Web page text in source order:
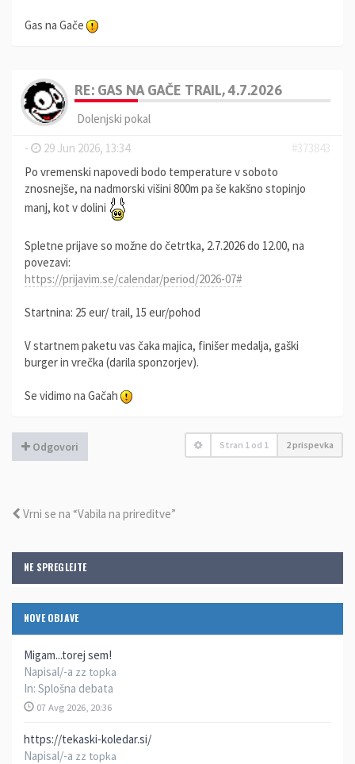
NE SPREGLEJTE
NOVE OBJAVE
Migam...torej sem!
Napisal/-a zz topka
In: Splošna debata
07 Avg 2026, 20:36
https://tekaski-koledar.si/
Napisal/-a zz topka
Gas na Gače
RE: GAS NA GAČE TRAIL, 4.7.2026
Dolenjski pokal
-
29 Jun 2026, 13:34
#373843
Po vremenski napovedi bodo temperature v soboto
znosnejše, na nadmorski višini 800m pa še kakšno stopinjo
manj, kot v dolini
Spletne prijave so možne do četrtka, 2.7.2026 do 12.00, na
povezavi:
https://prijavim.se/calendar/period/2026-07#
Startnina: 25 eur/ trail, 15 eur/pohod
V startnem paketu vas čaka majica, finišer medalja, gaški
burger in vrečka (darila sponzorjev).
Se vidimo na Gačah
Odgovori Stran 1 od 1 2 prispevka
Vrni se na “Vabila na prireditve”